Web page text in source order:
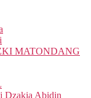
MATONDANG
Dzakia Abidin